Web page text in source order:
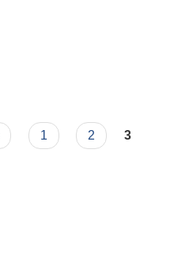
1 2 3